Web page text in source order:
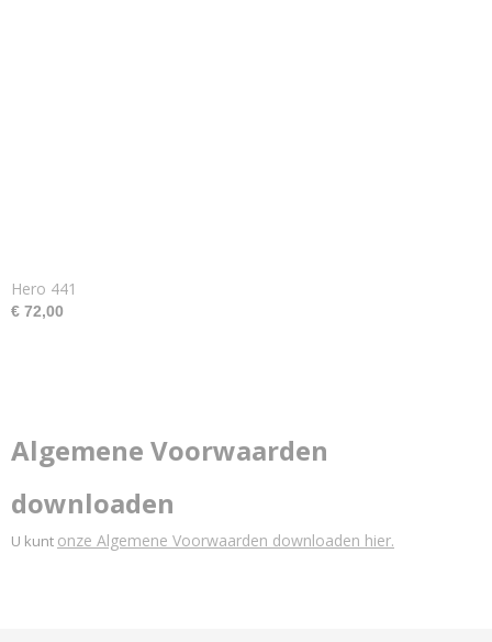
Hero 441
€ 72,00
Algemene Voorwaarden
downloaden
U kunt onze Algemene Voorwaarden downloaden hier.